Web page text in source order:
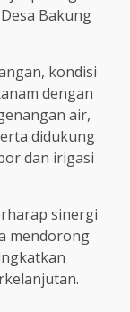
Bakung
kondisi
dengan
air,
didukung
dan irigasi
sinergi
mendorong